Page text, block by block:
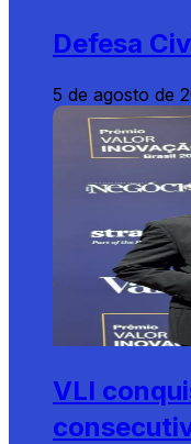
Defesa
5 de agosto de
VLI